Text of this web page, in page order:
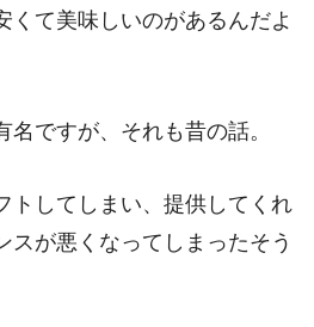
くて美味しいのがあるんだよ
ですが、それも昔の話。
トしてしまい、提供してくれ
スが悪くなってしまったそう